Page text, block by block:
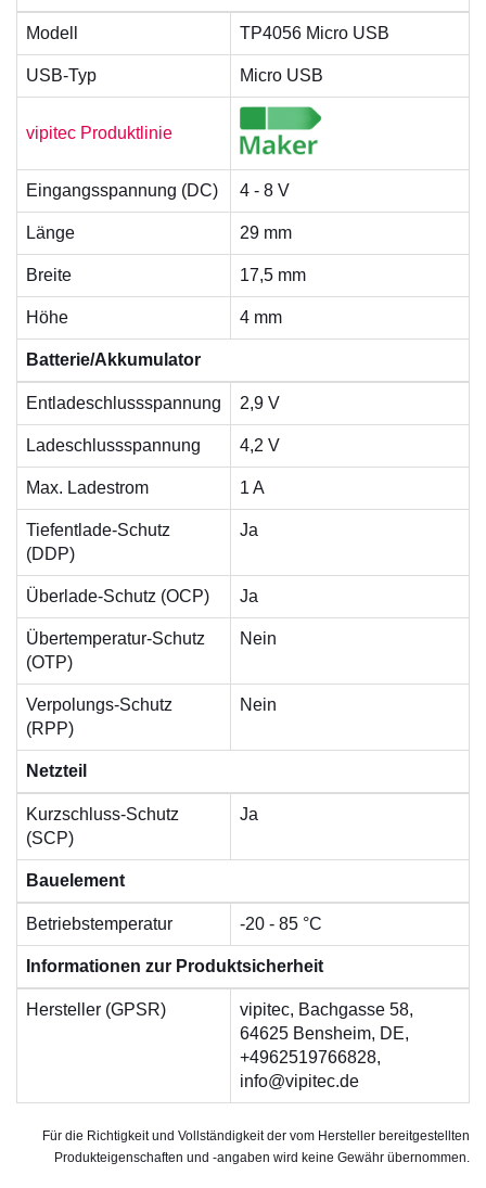
Modell TP4056 Micro USB
USB-Typ Micro USB
vipitec Produktlinie
Eingangsspannung (DC) 4 - 8 V
Länge 29 mm
Breite 17,5 mm
Höhe 4 mm
Batterie/Akkumulator
Entladeschlussspannung 2,9 V
Ladeschlussspannung 4,2 V
Max. Ladestrom 1 A
Tiefentlade-Schutz
(DDP)
Ja
Überlade-Schutz (OCP) Ja
Übertemperatur-Schutz
(OTP)
Nein
Verpolungs-Schutz
(RPP)
Nein
Netzteil
Kurzschluss-Schutz
(SCP)
Ja
Bauelement
Betriebstemperatur -20 - 85 °C
Informationen zur Produktsicherheit
Hersteller (GPSR)
vipitec, Bachgasse 58,
64625 Bensheim, DE,
+4962519766828,
info@vipitec.de
Für die Richtigkeit und Vollständigkeit der vom Hersteller bereitgestellten
Produkteigenschaften und -angaben wird keine Gewähr übernommen.